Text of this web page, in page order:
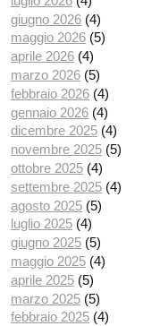
giugno 2026 (4)
maggio 2026 (5)
aprile 2026 (4)
marzo 2026 (5)
febbraio 2026 (4)
gennaio 2026 (4)
dicembre 2025 (4)
novembre 2025 (5)
ottobre 2025 (4)
settembre 2025 (4)
agosto 2025 (5)
luglio 2025 (4)
giugno 2025 (5)
maggio 2025 (4)
aprile 2025 (5)
marzo 2025 (5)
febbraio 2025 (4)